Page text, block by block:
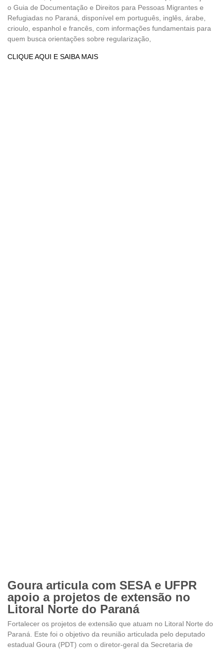
o Guia de Documentação e Direitos para Pessoas Migrantes e
Refugiadas no Paraná, disponível em português, inglês, árabe,
crioulo, espanhol e francês, com informações fundamentais para
quem busca orientações sobre regularização,
CLIQUE AQUI E SAIBA MAIS
Goura articula com SESA e UFPR
apoio a projetos de extensão no
Litoral Norte do Paraná
Fortalecer os projetos de extensão que atuam no Litoral Norte do
Paraná. Este foi o objetivo da reunião articulada pelo deputado
estadual Goura (PDT) com o diretor-geral da Secretaria de